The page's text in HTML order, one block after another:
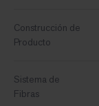
Construcción de
Producto
Sistema de
Fibras